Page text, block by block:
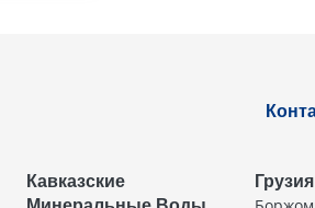
Кавказские
Грузия